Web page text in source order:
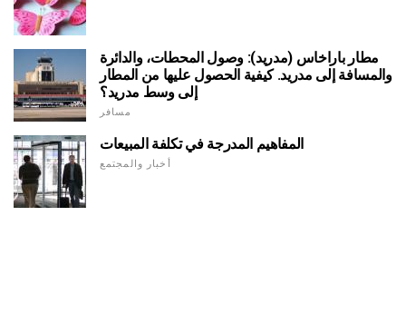
مطار باراخاس (مدريد): وصول المحطات، والدائرة
والمسافة إلى مدريد. كيفية الحصول عليها من المطار
إلى وسط مدريد؟
مسافر
المفاهيم المدرجة في تكلفة المبيعات
أخبار والمجتمع